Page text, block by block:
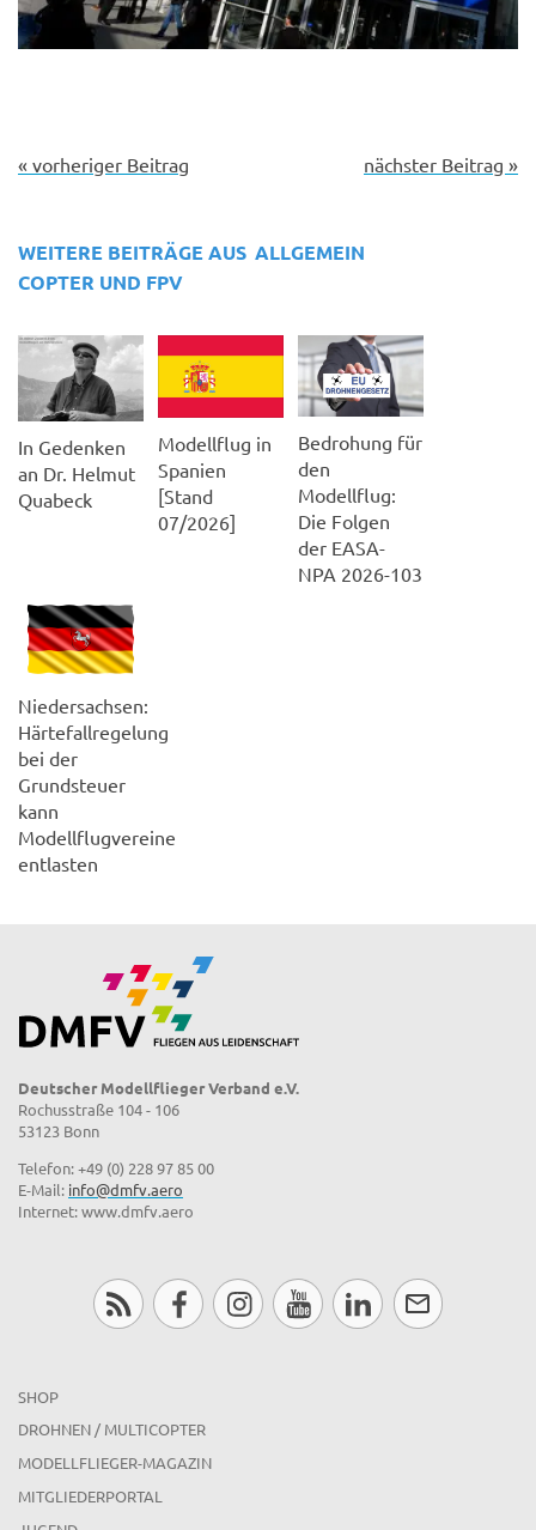
« vorheriger Beitrag nächster Beitrag »
WEITERE BEITRÄGE AUS ALLGEMEIN
COPTER UND FPV
In Gedenken
an Dr. Helmut
Quabeck
Modellflug in
Spanien
[Stand
07/2026]
Bedrohung für
den
Modellflug:
Die Folgen
der EASA-
NPA 2026-103
Niedersachsen:
Härtefallregelung
bei der
Grundsteuer
kann
Modellflugvereine
entlasten
Deutscher Modellflieger Verband e.V.
Rochusstraße 104 - 106
53123 Bonn
Telefon: +49 (0) 228 97 85 00
E-Mail: info@dmfv.aero
Internet: www.dmfv.aero
SHOP
DROHNEN / MULTICOPTER
MODELLFLIEGER-MAGAZIN
MITGLIEDERPORTAL